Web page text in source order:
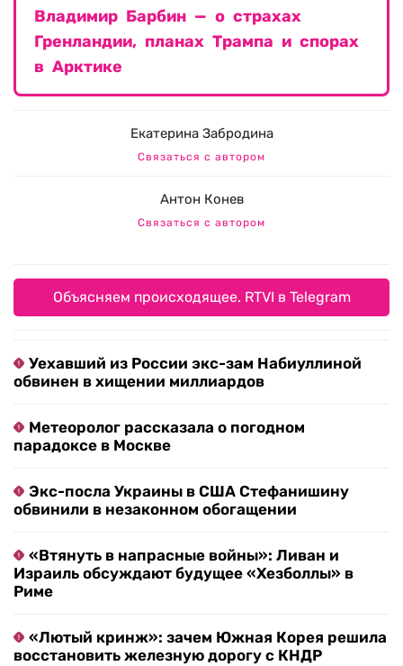
Владимир Барбин — о страхах
Гренландии, планах Трампа и спорах
в Арктике
Екатерина Забродина
Связаться с автором
Антон Конев
Связаться с автором
Объясняем происходящее. RTVI в Telegram
Уехавший из России экс-зам Набиуллиной
обвинен в хищении миллиардов
Метеоролог рассказала о погодном
парадоксе в Москве
Экс-посла Украины в США Стефанишину
обвинили в незаконном обогащении
«Втянуть в напрасные войны»: Ливан и
Израиль обсуждают будущее «Хезболлы» в
Риме
«Лютый кринж»: зачем Южная Корея решила
восстановить железную дорогу с КНДР